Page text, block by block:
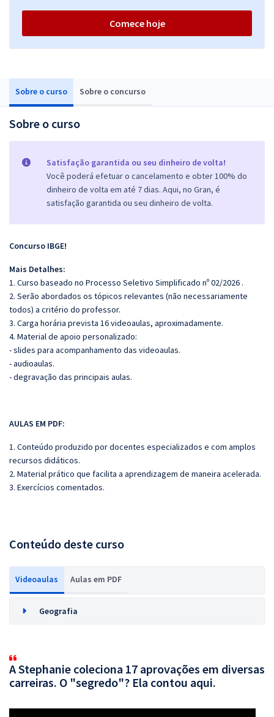
Sobre o curso Sobre o concurso
Sobre o curso
Satisfação garantida ou seu dinheiro de volta!
Você poderá efetuar o cancelamento e obter 100% do
dinheiro de volta em até 7 dias. Aqui, no Gran, é
satisfação garantida ou seu dinheiro de volta.
Concurso IBGE!
Mais Detalhes:
1. Curso baseado no Processo Seletivo Simplificado nº 02/2026 .
2. Serão abordados os tópicos relevantes (não necessariamente
todos) a critério do professor.
3. Carga horária prevista 16 videoaulas, aproximadamente.
4. Material de apoio personalizado:
- slides para acompanhamento das videoaulas.
- audioaulas.
- degravação das principais aulas.
AULAS EM PDF:
1. Conteúdo produzido por docentes especializados e com amplos
recursos didáticos.
2. Material prático que facilita a aprendizagem de maneira acelerada.
3. Exercícios comentados.
Conteúdo deste curso
Videoaulas Aulas em PDF
Geografia
A Stephanie coleciona 17 aprovações em diversas
carreiras. O "segredo"? Ela contou aqui.
Comece hoje